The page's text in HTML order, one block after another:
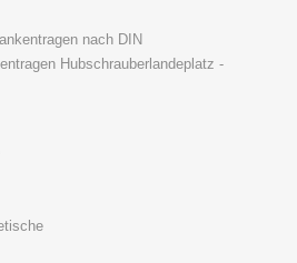
nach DIN
Hubschrauberlandeplatz -